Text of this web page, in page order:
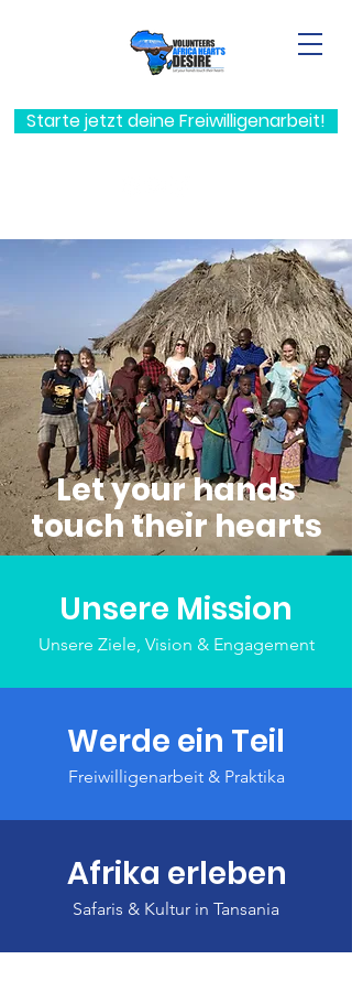
Starte jetzt deine Freiwilligenarbeit!
Let your hands
touch their hearts
Unsere Mission
Unsere Ziele, Vision & Engagement
Werde ein Teil
Freiwilligenarbeit & Praktika
Afrika erleben
Safaris & Kultur in Tansania